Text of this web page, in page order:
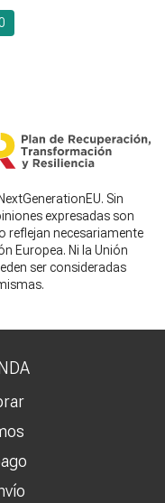
Sin
expresadas son
reflejan necesariamente
Europea. Ni la Unión
ser consideradas